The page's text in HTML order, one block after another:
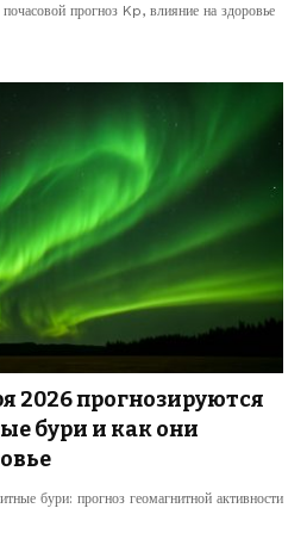
прогноз Kp, влияние на здоровье
2026 прогнозируются
бури и как они
бури: прогноз геомагнитной активности